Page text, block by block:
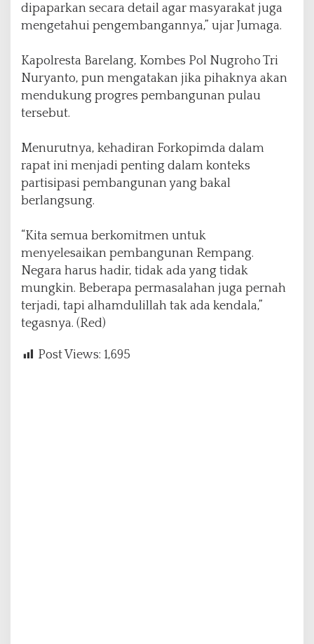
dipaparkan secara detail agar masyarakat juga
mengetahui pengembangannya,” ujar Jumaga.
Kapolresta Barelang, Kombes Pol Nugroho Tri
Nuryanto, pun mengatakan jika pihaknya akan
mendukung progres pembangunan pulau
tersebut.
Menurutnya, kehadiran Forkopimda dalam
rapat ini menjadi penting dalam konteks
partisipasi pembangunan yang bakal
berlangsung.
“Kita semua berkomitmen untuk
menyelesaikan pembangunan Rempang.
Negara harus hadir, tidak ada yang tidak
mungkin. Beberapa permasalahan juga pernah
terjadi, tapi alhamdulillah tak ada kendala,”
tegasnya. (Red)
Post Views: 1,695